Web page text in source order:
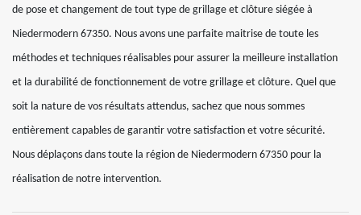
de pose et changement de tout type de grillage et clôture siégée à
Niedermodern 67350. Nous avons une parfaite maitrise de toute les
méthodes et techniques réalisables pour assurer la meilleure installation
et la durabilité de fonctionnement de votre grillage et clôture. Quel que
soit la nature de vos résultats attendus, sachez que nous sommes
entièrement capables de garantir votre satisfaction et votre sécurité.
Nous déplaçons dans toute la région de Niedermodern 67350 pour la
réalisation de notre intervention.